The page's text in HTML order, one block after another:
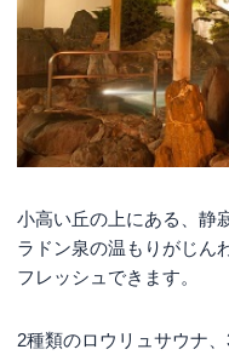
小高い丘の上にある、静
ラドン泉の温もりがじん
フレッシュできます。
2種類のロウリュサウナ